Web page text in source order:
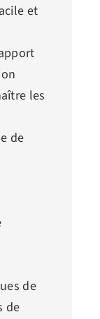
et
les
de
de
de